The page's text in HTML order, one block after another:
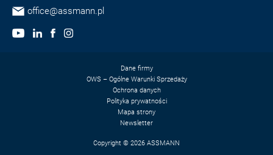
office@assmann.pl
Dane firmy
OWS – Ogólne Warunki Sprzedaży
Ochrona danych
Polityka prywatności
Mapa strony
Newsletter
Copyright © 2026 ASSMANN